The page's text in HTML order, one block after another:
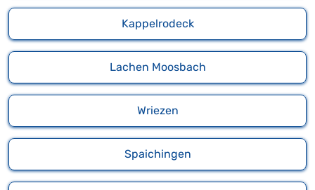
Kappelrodeck
Lachen Moosbach
Wriezen
Spaichingen